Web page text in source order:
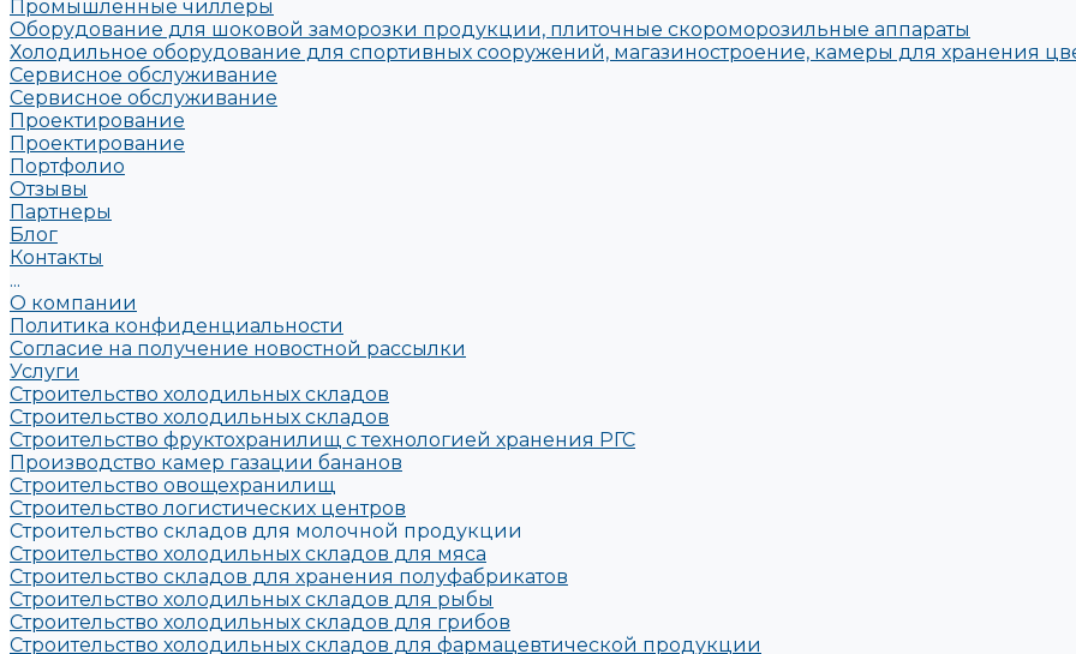
Промышленные чиллеры
Оборудование для шоковой заморозки продукции, плиточные скороморозильные аппараты
Холодильное оборудование для спортивных сооружений, магазиностроение, камеры для хранения
Сервисное обслуживание
Сервисное обслуживание
Проектирование
Проектирование
Портфолио
Отзывы
Партнеры
Блог
Контакты
...
О компании
Политика конфиденциальности
Согласие на получение новостной рассылки
Услуги
Строительство холодильных складов
Строительство холодильных складов
Строительство фруктохранилищ с технологией хранения РГС
Производство камер газации бананов
Строительство овощехранилищ
Строительство логистических центров
Строительство складов для молочной продукции
Строительство холодильных складов для мяса
Строительство складов для хранения полуфабрикатов
Строительство холодильных складов для рыбы
Строительство холодильных складов для грибов
Строительство холодильных складов для фармацевтической продукции